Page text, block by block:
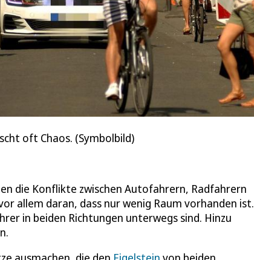
oft Chaos. (Symbolbild)
die Konflikte zwischen Autofahrern, Radfahrern
allem daran, dass nur wenig Raum vorhanden ist.
in beiden Richtungen unterwegs sind. Hinzu